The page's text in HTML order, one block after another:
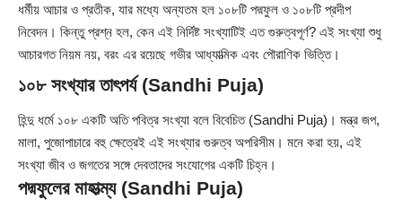
ধর্মীয় আচার ও প্রতীক, যার মধ্যে অন্যতম হল ১০৮টি পদ্মফুল ও ১০৮টি প্রদীপ
নিবেদন। কিন্তু প্রশ্ন হল, কেন এই নির্দিষ্ট সংখ্যাটিই এত গুরুত্বপূর্ণ? এই সংখ্যা শুধু
আচারগত নিয়ম নয়, বরং এর রয়েছে গভীর আধ্যাত্মিক এবং পৌরাণিক ভিত্তি।
১০৮ সংখ্যার তাৎপর্য (Sandhi Puja)
হিন্দু ধর্মে ১০৮ একটি অতি পবিত্র সংখ্যা বলে বিবেচিত (Sandhi Puja)। মন্ত্র জপ,
মালা, পুজোপাচারে বহু ক্ষেত্রেই এই সংখ্যার গুরুত্ব অপরিসীম। মনে করা হয়, এই
সংখ্যা জীব ও জগতের সঙ্গে দেবতাদের সংযোগের একটি চিহ্ন।
পদ্মফুলের মাহাত্ম্য (Sandhi Puja)